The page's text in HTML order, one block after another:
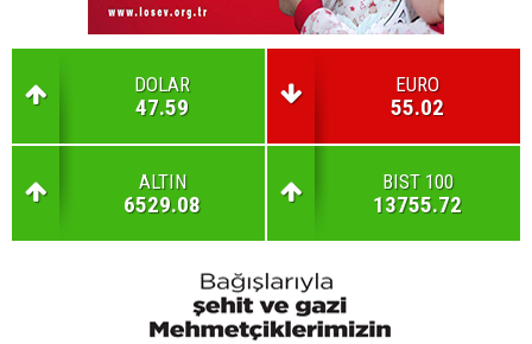
DOLAR
47.59
EURO
55.02
ALTIN
6529.08
BIST 100
13755.72